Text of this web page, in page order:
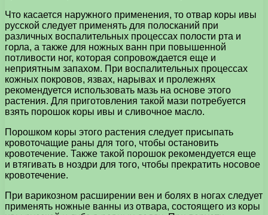
Что касается наружного применения, то отвар коры ивы
русской следует применять для полосканий при
различных воспалительных процессах полости рта и
горла, а также для ножных ванн при повышенной
потливости ног, которая сопровождается еще и
неприятным запахом. При воспалительных процессах
кожных покровов, язвах, нарывах и пролежнях
рекомендуется использовать мазь на основе этого
растения. Для приготовления такой мази потребуется
взять порошок коры ивы и сливочное масло.
Порошком коры этого растения следует присыпать
кровоточащие раны для того, чтобы остановить
кровотечение. Также такой порошок рекомендуется еще
и втягивать в ноздри для того, чтобы прекратить носовое
кровотечение.
При варикозном расширении вен и болях в ногах следует
применять ножные ванны из отвара, состоящего из коры